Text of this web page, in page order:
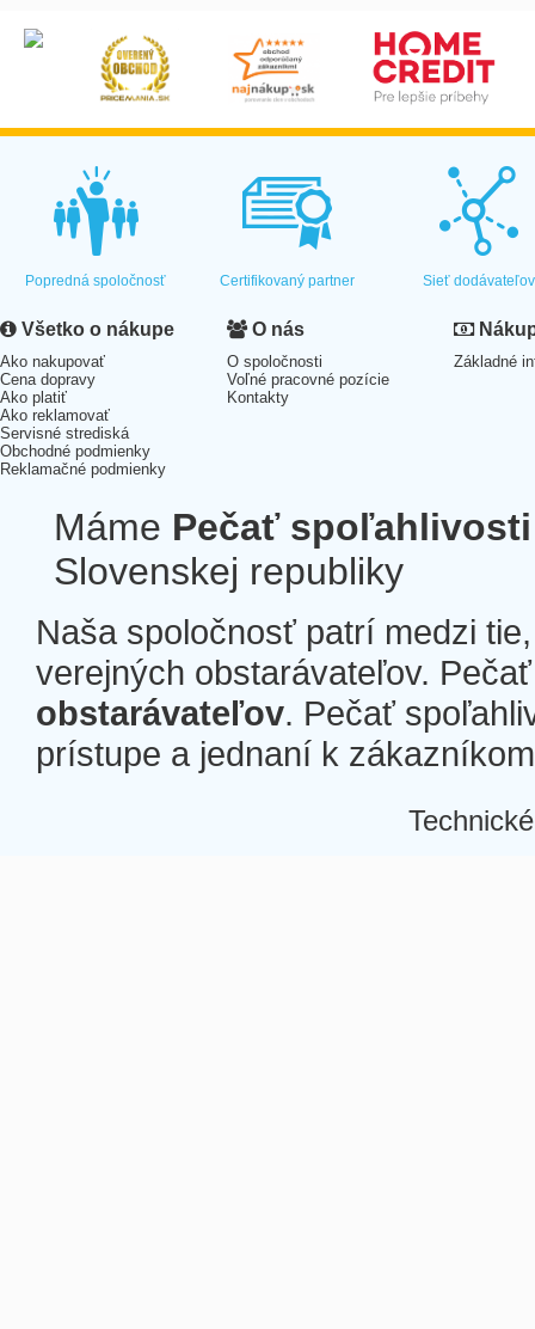
Popredná spoločnosť Certifikovaný partner Sieť dodávateľov
Všetko o nákupe
Ako nakupovať
Cena dopravy
Ako platiť
Ako reklamovať
Servisné strediská
Obchodné podmienky
Reklamačné podmienky
O nás
O spoločnosti
Voľné pracovné pozície
Kontakty
Základné
Máme Pečať spoľahlivosti
Slovenskej republiky
Naša spoločnosť patrí medzi
verejných obstarávateľov.
obstarávateľov. Pečať
prístupe a jednaní k